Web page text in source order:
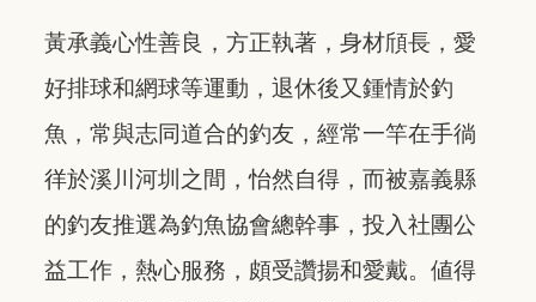
黃承義心性善良，方正執著，身材頎長，愛
好排球和網球等運動，退休後又鍾情於釣
魚，常與志同道合的釣友，經常一竿在手徜
徉於溪川河圳之間，怡然自得，而被嘉義縣
的釣友推選為釣魚協會總幹事，投入社團公
益工作，熱心服務，頗受讚揚和愛戴。値得